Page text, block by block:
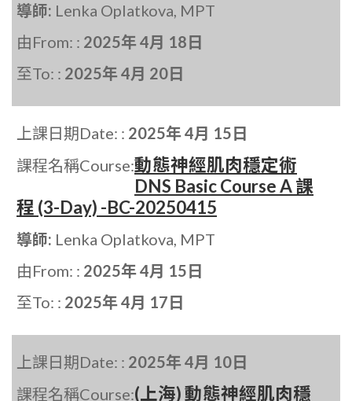
導師: Lenka Oplatkova, MPT
由From: : 2025年 4月 18日
至To: : 2025年 4月 20日
上課日期Date: : 2025年 4月 15日
課程名稱Course:動態神經肌肉穩定術
DNS Basic Course A 課
程 (3-Day) -BC-20250415
導師: Lenka Oplatkova, MPT
由From: : 2025年 4月 15日
至To: : 2025年 4月 17日
上課日期Date: : 2025年 4月 10日
課程名稱Course:(上海) 動態神經肌肉穩